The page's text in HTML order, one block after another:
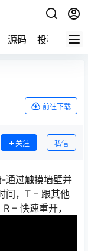
源码 投稿 关于
前往下载
关注 私信
通过触摸墙壁并
间，T – 跟其他
– 快速重开，